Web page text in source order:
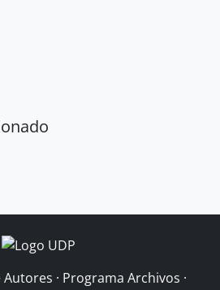
· Programa Archivos ·